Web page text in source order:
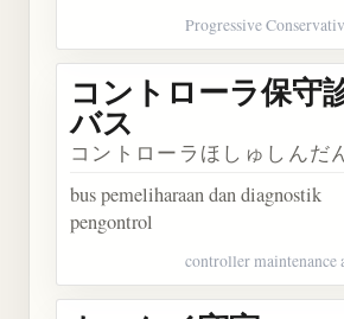
Progressive
コントローラ保守
バス
コントローラほしゅしんだ
bus pemeliharaan dan diagnostik
pengontrol
controller maintenance